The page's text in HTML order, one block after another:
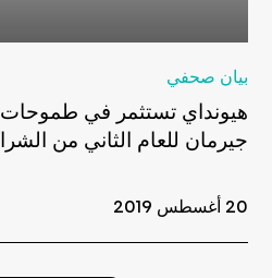
بيان صحفي
هيونداي تستثمر في
جيرمان للعام الثاني من
20 أغسطس 2019